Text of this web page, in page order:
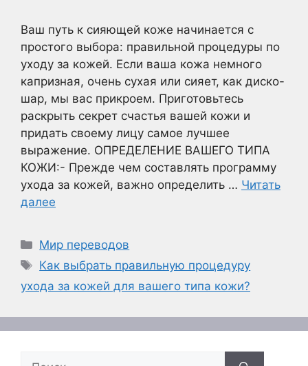
Ваш путь к сияющей коже начинается с
простого выбора: правильной процедуры по
уходу за кожей. Если ваша кожа немного
капризная, очень сухая или сияет, как диско-
шар, мы вас прикроем. Приготовьтесь
раскрыть секрет счастья вашей кожи и
придать своему лицу самое лучшее
выражение. ОПРЕДЕЛЕНИЕ ВАШЕГО ТИПА
КОЖИ:- Прежде чем составлять программу
ухода за кожей, важно определить … Читать
далее
Рубрики
Мир переводов
Метки
Как выбрать правильную процедуру
ухода за кожей для вашего типа кожи?
Поиск: